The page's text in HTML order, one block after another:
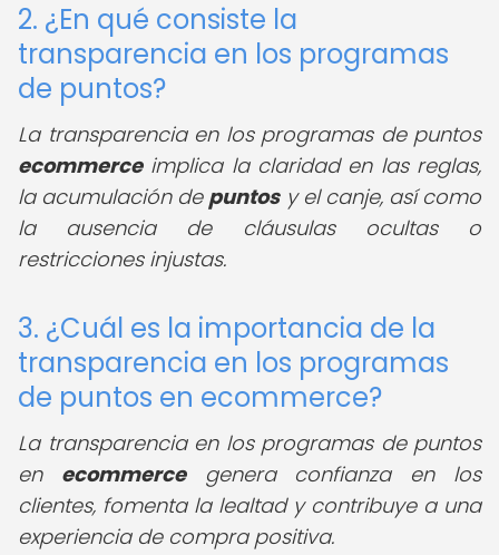
2. ¿En qué consiste la
transparencia en los programas
de puntos?
La transparencia en los programas de puntos
ecommerceimplica la claridad en las reglas,
la acumulación de puntosy el canje, así como
la ausencia de cláusulas ocultas o
restricciones injustas.
3. ¿Cuál es la importancia de la
transparencia en los programas
de puntos en ecommerce?
La transparencia en los programas de puntos
en ecommercegenera confianza en los
clientes, fomenta la lealtad y contribuye a una
experiencia de compra positiva.